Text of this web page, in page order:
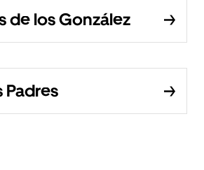
de los González
Padres